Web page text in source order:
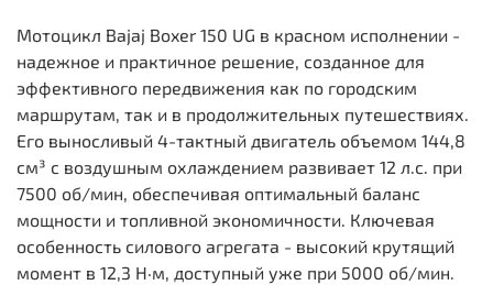
Мотоцикл Bajaj Boxer 150 UG в красном исполнении -
надежное и практичное решение, созданное для
эффективного передвижения как по городским
маршрутам, так и в продолжительных путешествиях.
Его выносливый 4-тактный двигатель объемом 144,8
см³ с воздушным охлаждением развивает 12 л.с. при
7500 об/мин, обеспечивая оптимальный баланс
мощности и топливной экономичности. Ключевая
особенность силового агрегата - высокий крутящий
момент в 12,3 Н·м, доступный уже при 5000 об/мин.